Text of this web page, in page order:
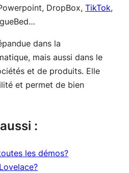
DropBox, TikTok,
dans la
mais aussi dans le
et de produits. Elle
et permet de bien
:
les démos?